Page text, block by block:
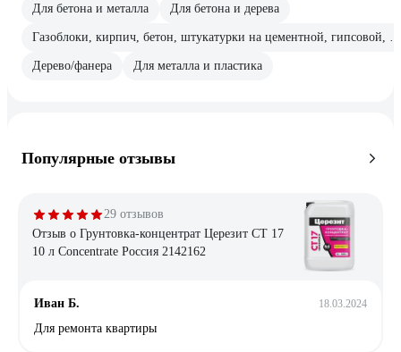
Для бетона и металла Для бетона и дерева
Дерево/фанера Для металла и пластика
Популярные отзывы
29 отзывов
Отзыв о Грунтовка-концентрат Церезит CT 17
10 л Concentrate Россия 2142162
Иван Б. 18.03.2024
Для ремонта квартиры